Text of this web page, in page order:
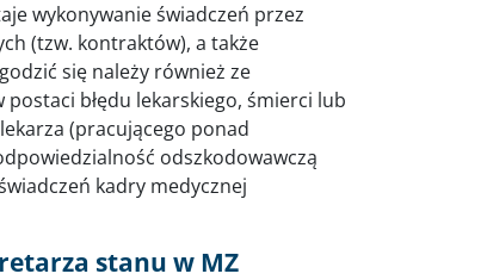
wykonywanie świadczeń przez
(tzw. kontraktów), a także
się należy również ze
błędu lekarskiego, śmierci lub
(pracującego ponad
odszkodowawczą
kadry medycznej
stanu w MZ